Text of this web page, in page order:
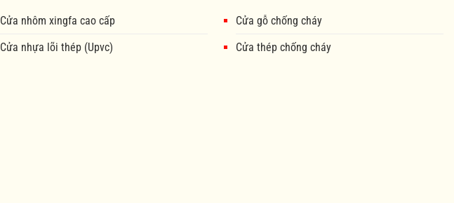
Cửa nhôm xingfa cao cấp
Cửa nhựa lõi thép (Upvc)
Cửa gỗ chống cháy
Cửa thép chống cháy